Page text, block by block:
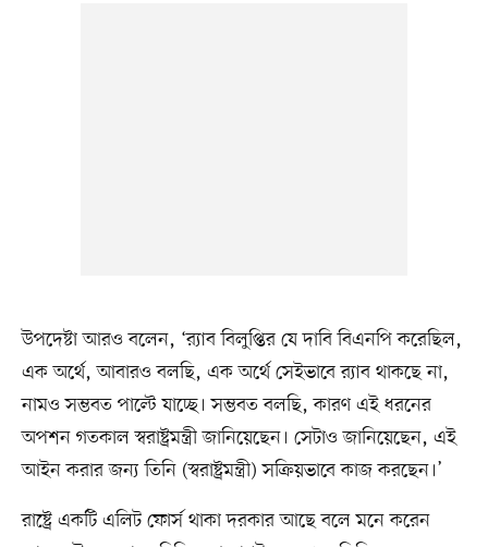
উপদেষ্টা আরও বলেন, ‘র‍্যাব বিলুপ্তির যে দাবি বিএনপি করেছিল,
এক অর্থে, আবারও বলছি, এক অর্থে সেইভাবে র‍্যাব থাকছে না,
নামও সম্ভবত পাল্টে যাচ্ছে। সম্ভবত বলছি, কারণ এই ধরনের
অপশন গতকাল স্বরাষ্ট্রমন্ত্রী জানিয়েছেন। সেটাও জানিয়েছেন, এই
আইন করার জন্য তিনি (স্বরাষ্ট্রমন্ত্রী) সক্রিয়ভাবে কাজ করছেন।’
রাষ্ট্রে একটি এলিট ফোর্স থাকা দরকার আছে বলে মনে করেন